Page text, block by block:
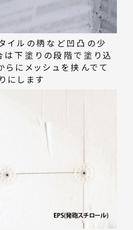
イルの柄など凹凸の少
下塗りの段階で塗り込
らにメッシュを挟んでて
にします